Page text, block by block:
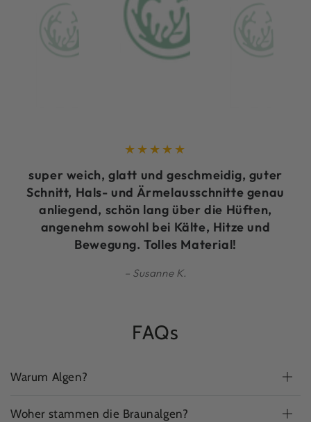
super weich, glatt und geschmeidig, guter
Schnitt, Hals- und Ärmelausschnitte genau
anliegend, schön lang über die Hüften,
angenehm sowohl bei Kälte, Hitze und
Bewegung. Tolles Material!
Susanne K.
FAQs
Warum Algen?
Woher stammen die Braunalgen?